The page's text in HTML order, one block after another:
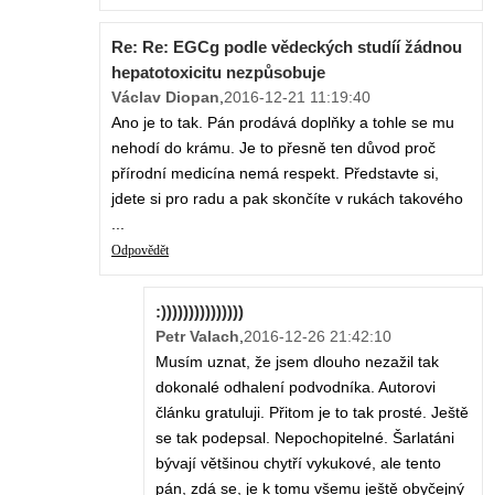
Re: Re: EGCg podle vědeckých studíí žádnou
hepatotoxicitu nezpůsobuje
Václav Diopan,2016-12-21 11:19:40
Ano je to tak. Pán prodává doplňky a tohle se mu
nehodí do krámu. Je to přesně ten důvod proč
přírodní medicína nemá respekt. Představte si,
jdete si pro radu a pak skončíte v rukách takového
...
Odpovědět
:)))))))))))))))
Petr Valach,2016-12-26 21:42:10
Musím uznat, že jsem dlouho nezažil tak
dokonalé odhalení podvodníka. Autorovi
článku gratuluji. Přitom je to tak prosté. Ještě
se tak podepsal. Nepochopitelné. Šarlatáni
bývají většinou chytří vykukové, ale tento
pán, zdá se, je k tomu všemu ještě obyčejný